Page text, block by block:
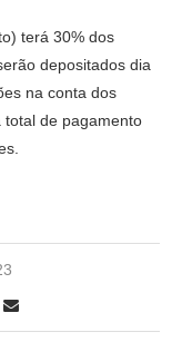
terá 30% dos
depositados dia
na conta dos
total de pagamento